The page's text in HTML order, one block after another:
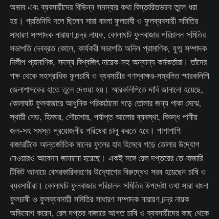
অভাব এবং ব্যবসায়ীদের বিভিন্ন সমস্যার কথা বিস্তারিতভাবে তুলে ধরা
হয়। প্রতিনিধি দলে ছিলেন সারা বাংলা ফুলচাষী ও ফুলব্যবসায়ী সমিতির
সাধারণ সম্পাদক নারায়ণ চন্দ্র নায়ক, কোলাঘাট ফুলবাজার পরিচালন সমিতির
সভাপতি দেবব্রত কোলে, কার্যকরী সভাপতি অনিল প্রামাণিক, যুগ্ম সম্পাদক
দিলীপ প্রামাণিক, সদস্য বিশ্বজিৎ নায়েক-সহ অন্যান্য কর্মকর্তারা। তাঁদের
পক্ষ থেকে সহস্রাধিক ফুলচাষি ও ব্যবসায়ীর গণস্বাক্ষর-সম্বলিত স্মারকলিপি
জেলাশাসকের হাতে তুলে দেওয়া হয়। স্মারকলিপিতে দাবি জানানো হয়েছে,
কোলাঘাট ফুলবাজারে আধুনিক পরিকাঠামো গড়ে তোলার জন্য পাকা মেঝে,
স্থায়ী শেড, হিমঘর, শৌচাগার, পর্যাপ্ত আলোর ব্যবস্থা, বিশুদ্ধ পানীয়
জল-সহ সমস্ত প্রয়োজনীয় পরিষেবা চালু করতে হবে। পাশাপাশি
বাজারটিকে আন্তর্জাতিক মানের ফুলের হাব হিসেবে গড়ে তোলার উদ্যোগ
নেওয়ারও আবেদন জানানো হয়েছে। একই সঙ্গে রেল দপ্তরের তে-বাজারি
টিকিট আদায়ে বেসরকারিকরণের উদ্যোগের বিরুদ্ধেও সরব হয়েছেন চাষি ও
ব্যবসায়ীরা। কোলাঘাট ফুলবাজার পরিচালন সমিতির উপদেষ্টা তথা সারা বাংলা
ফুলচাষী ও ফুলব্যবসায়ী সমিতির সাধারণ সম্পাদক নারায়ণ চন্দ্র নায়ক
অভিযোগ করেন, রেল দপ্তর বাজারে আগত চাষি ও ব্যবসায়ীদের কাছ থেকে